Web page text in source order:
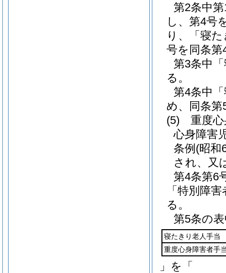
第2条中
し、第4号
り、「寝
号を同条
第3条中
る。
第4条中
め、同条
(5) 重度心
心身障害
条例 (昭和
され、又
第4条第6
「特別障
る。
第5条の
寝たきり老人手当
重度心身障害者手
」を「